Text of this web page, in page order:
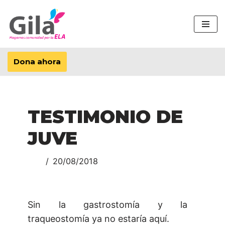
Saltar
al
contenido
Dona ahora
TESTIMONIO DE
JUVE
20/08/2018
Sin la gastrostomía y la
traqueostomía ya no estaría aquí.